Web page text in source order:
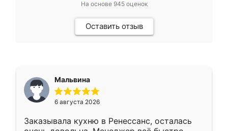
На основе 945оценок
Оставить отзыв
Мальвина
6 августа 2026
Заказывала кухню в Ренессанс, осталась